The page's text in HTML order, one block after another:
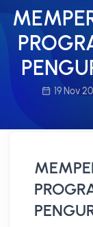
19 Nov